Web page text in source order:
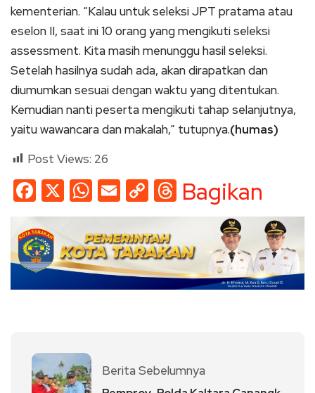
kementerian. “Kalau untuk seleksi JPT pratama atau
eselon II, saat ini 10 orang yang mengikuti seleksi
assessment. Kita masih menunggu hasil seleksi.
Setelah hasilnya sudah ada, akan dirapatkan dan
diumumkan sesuai dengan waktu yang ditentukan.
Kemudian nanti peserta mengikuti tahap selanjutnya,
yaitu wawancara dan makalah,” tutupnya.(humas)
Post Views: 26
Facebook
X WhatsApp
EmailCopy
Link
Threads
Bagikan
Berita Sebelumnya